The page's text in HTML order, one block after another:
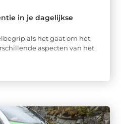
in je dagelijkse
als het gaat om het
aspecten van het